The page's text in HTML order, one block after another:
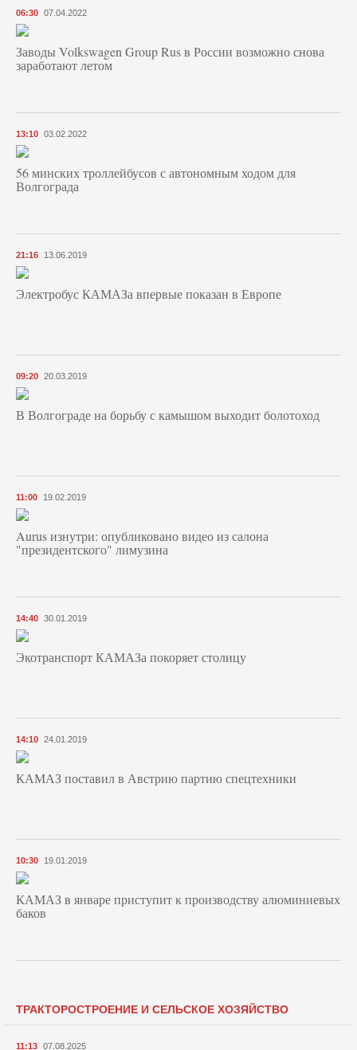
06:30 07.04.2022
Заводы Volkswagen Group Rus в России возможно снова
заработают летом
13:10 03.02.2022
56 минских троллейбусов с автономным ходом для
Волгограда
21:16 13.06.2019
Электробус КАМАЗа впервые показан в Европе
09:20 20.03.2019
В Волгограде на борьбу с камышом выходит болотоход
11:00 19.02.2019
Aurus изнутри: опубликовано видео из салона
"президентского" лимузина
14:40 30.01.2019
Экотранспорт КАМАЗа покоряет столицу
14:10 24.01.2019
КАМАЗ поставил в Австрию партию спецтехники
10:30 19.01.2019
КАМАЗ в январе приступит к производству алюминиевых
баков
ТРАКТОРОСТРОЕНИЕ И СЕЛЬСКОЕ ХОЗЯЙСТВО
11:13 07.08.2025